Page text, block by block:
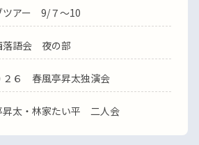
ツアー 9/７～10
語会 夜の部
２６ 春風亭昇太独演会
太・林家たい平 二人会